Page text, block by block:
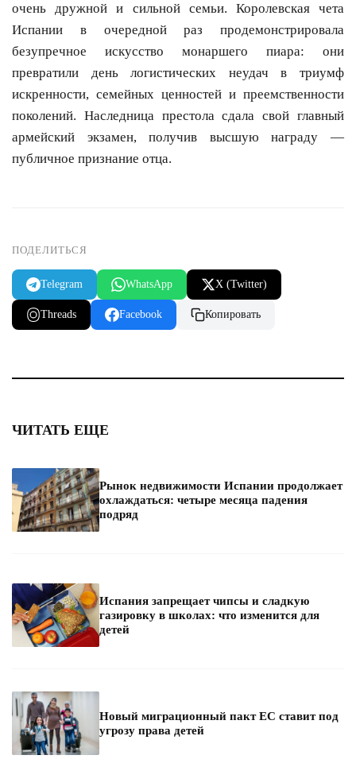
очень дружной и сильной семьи. Королевская чета
Испании в очередной раз продемонстрировала
безупречное искусство монаршего пиара: они
превратили день логистических неудач в триумф
искренности, семейных ценностей и преемственности
поколений. Наследница престола сдала свой главный
армейский экзамен, получив высшую награду —
публичное признание отца.
ПОДЕЛИТЬСЯ
Telegram WhatsApp X (Twitter)
Threads Facebook Копировать
ЧИТАТЬ ЕЩЕ
Рынок недвижимости Испании продолжает
охлаждаться: четыре месяца падения
подряд
Испания запрещает чипсы и сладкую
газировку в школах: что изменится для
детей
Новый миграционный пакт ЕС ставит под
угрозу права детей